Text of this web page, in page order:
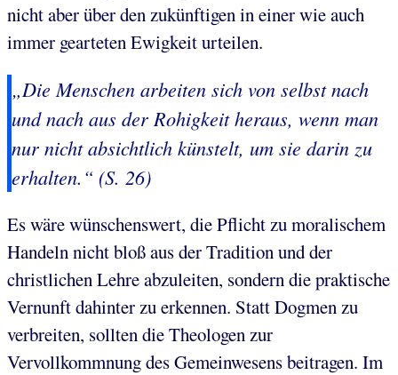
nicht aber über den zukünftigen in einer wie auch
immer gearteten Ewigkeit urteilen.
„Die Menschen arbeiten sich von selbst nach
und nach aus der Rohigkeit heraus, wenn man
nur nicht absichtlich künstelt, um sie darin zu
erhalten.“ (S. 26)
Es wäre wünschenswert, die Pflicht zu moralischem
Handeln nicht bloß aus der Tradition und der
christlichen Lehre abzuleiten, sondern die praktische
Vernunft dahinter zu erkennen. Statt Dogmen zu
verbreiten, sollten die Theologen zur
Vervollkommnung des Gemeinwesens beitragen. Im